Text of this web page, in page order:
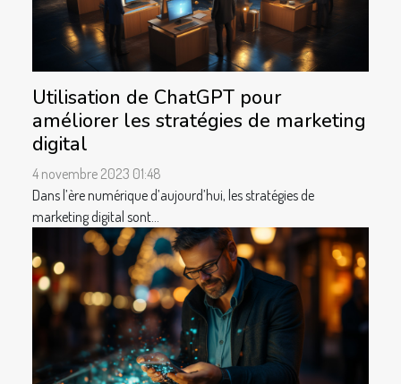
Utilisation de ChatGPT pour
améliorer les stratégies de marketing
digital
4 novembre 2023 01:48
Dans l’ère numérique d’aujourd’hui, les stratégies de
marketing digital sont...